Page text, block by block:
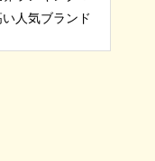
人気ブランド